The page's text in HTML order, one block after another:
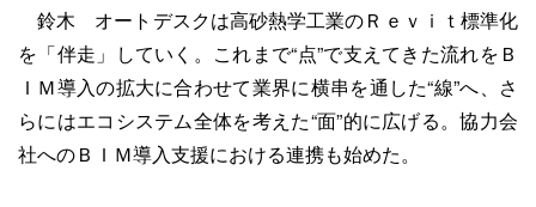
鈴木 オートデスクは高砂熱学工業のＲｅｖｉｔ標準化
を「伴走」していく。これまで“点”で支えてきた流れをＢ
ＩＭ導入の拡大に合わせて業界に横串を通した“線”へ、さ
らにはエコシステム全体を考えた“面”的に広げる。協力会
社へのＢＩＭ導入支援における連携も始めた。